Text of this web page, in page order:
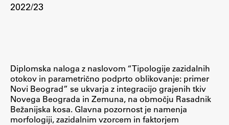
Študentske informacije
Urniki
Študijski programi
Predmeti
2022/23
Diplomska naloga z naslovom “Tipologije zazidalnih
otokov in parametrično podprto oblikovanje: primer
Novi Beograd” se ukvarja z integracijo grajenih tkiv
Novega Beograda in Zemuna, na območju Rasadnik
Bežanijska kosa. Glavna pozornost je namenja
morfologiji, zazidalnim vzorcem in faktorjem